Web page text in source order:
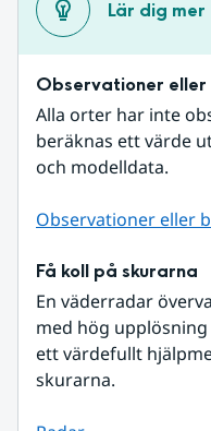
Lär dig mer
Observationer
Alla orter har inte
beräknas ett värde
och modelldata.
Observationer eller
Få koll på skurarna
En väderradar
med hög
ett värdefullt
skurarna.